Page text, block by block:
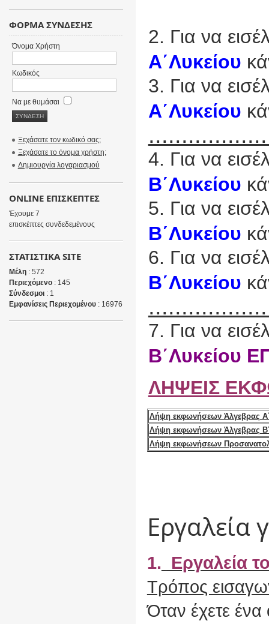
2. Για να
Α΄Λυκείου
3. Για να
Α΄Λυκείου
4. Για να
Β΄Λυκείου
5. Για να
Β΄Λυκείου
6. Για να
Β΄Λυκείου
7. Για να
Β΄Λυκείου
ΛΗΨΕΙΣ
Λήψη εκφωνήσεων Άλγεβρας
Λήψη εκφωνήσεων Άλγεβρας
Λήψη εκφωνήσεων
Εργαλεία
1.
Εργαλεία
Τρόπος
Όταν έχετε ένα
ΦOΡΜΑ ΣΥΝΔΕΣΗΣ
Όνομα Χρήστη
Κωδικός
Να με θυμάσαι
Ξεχάσατε τον κωδικό σας;
Ξεχάσατε το όνομα χρήστη;
Δημιουργία λογαριασμού
ONLINE ΕΠΙΣΚΕΠΤΕΣ
Έχουμε 7
επισκέπτες συνδεδεμένους
ΣΤΑΤΙΣΤΙΚΑ SITE
Μέλη: 572
Περιεχόμενο: 145
Σύνδεσμοι: 1
Εμφανίσεις Περιεχομένου: 16976